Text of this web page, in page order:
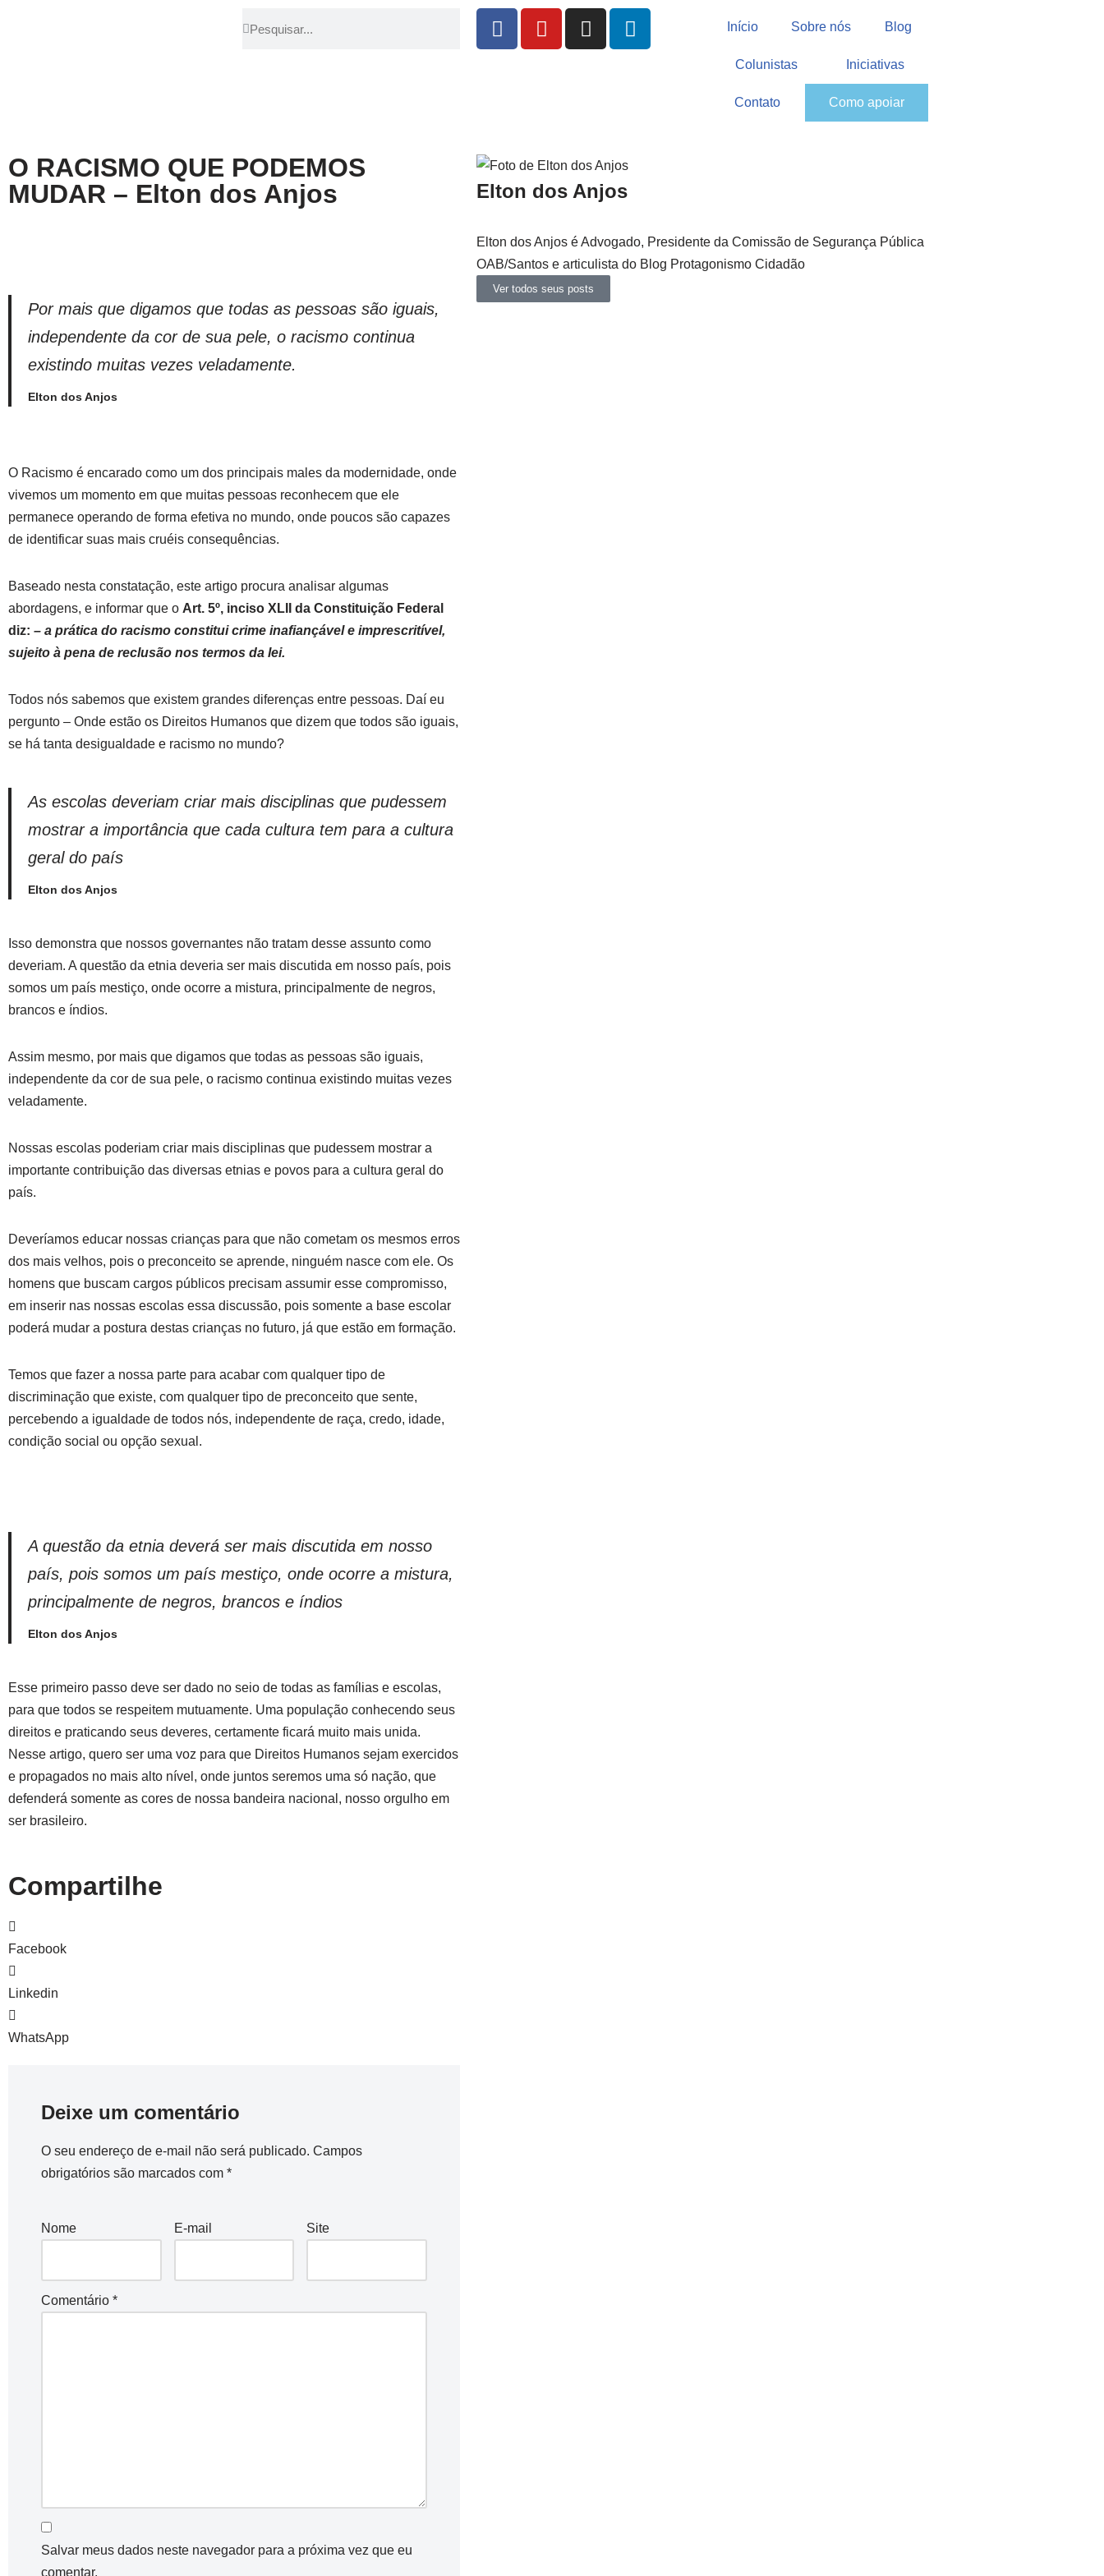
Início Sobre nós Blog
Colunistas Iniciativas
Contato Como apoiar
O RACISMO QUE PODEMOS
MUDAR – Elton dos Anjos
Por mais que digamos que todas as pessoas são iguais,
independente da cor de sua pele, o racismo continua
existindo muitas vezes veladamente.
Elton dos Anjos
O Racismo é encarado como um dos principais males da modernidade, onde
vivemos um momento em que muitas pessoas reconhecem que ele
permanece operando de forma efetiva no mundo, onde poucos são capazes
de identificar suas mais cruéis consequências.
Baseado nesta constatação, este artigo procura analisar algumas
abordagens, e informar que o Art. 5º, inciso XLII da Constituição Federal
diz: – a prática do racismo constitui crime inafiançável e imprescritível,
sujeito à pena de reclusão nos termos da lei.
Todos nós sabemos que existem grandes diferenças entre pessoas. Daí eu
pergunto – Onde estão os Direitos Humanos que dizem que todos são iguais,
se há tanta desigualdade e racismo no mundo?
As escolas deveriam criar mais disciplinas que pudessem
mostrar a importância que cada cultura tem para a cultura
geral do país
Elton dos Anjos
Isso demonstra que nossos governantes não tratam desse assunto como
deveriam. A questão da etnia deveria ser mais discutida em nosso país, pois
somos um país mestiço, onde ocorre a mistura, principalmente de negros,
brancos e índios.
Assim mesmo, por mais que digamos que todas as pessoas são iguais,
independente da cor de sua pele, o racismo continua existindo muitas vezes
veladamente.
Nossas escolas poderiam criar mais disciplinas que pudessem mostrar a
importante contribuição das diversas etnias e povos para a cultura geral do
país.
Deveríamos educar nossas crianças para que não cometam os mesmos erros
dos mais velhos, pois o preconceito se aprende, ninguém nasce com ele. Os
homens que buscam cargos públicos precisam assumir esse compromisso,
em inserir nas nossas escolas essa discussão, pois somente a base escolar
poderá mudar a postura destas crianças no futuro, já que estão em formação.
Temos que fazer a nossa parte para acabar com qualquer tipo de
discriminação que existe, com qualquer tipo de preconceito que sente,
percebendo a igualdade de todos nós, independente de raça, credo, idade,
condição social ou opção sexual.
A questão da etnia deverá ser mais discutida em nosso
país, pois somos um país mestiço, onde ocorre a mistura,
principalmente de negros, brancos e índios
Elton dos Anjos
Esse primeiro passo deve ser dado no seio de todas as famílias e escolas,
para que todos se respeitem mutuamente. Uma população conhecendo seus
direitos e praticando seus deveres, certamente ficará muito mais unida.
Nesse artigo, quero ser uma voz para que Direitos Humanos sejam exercidos
e propagados no mais alto nível, onde juntos seremos uma só nação, que
defenderá somente as cores de nossa bandeira nacional, nosso orgulho em
ser brasileiro.
Compartilhe
Facebook
Linkedin
WhatsApp
Deixe um comentário
O seu endereço de e-mail não será publicado. Campos
obrigatórios são marcados com *
Nome E-mail Site
Comentário *
Salvar meus dados neste navegador para a próxima vez que eu
comentar.
Elton dos Anjos
Elton dos Anjos é Advogado, Presidente da Comissão de Segurança Pública
OAB/Santos e articulista do Blog Protagonismo Cidadão
Ver todos seus posts